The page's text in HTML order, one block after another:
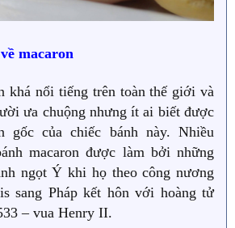
về macaron
khá nổi tiếng trên toàn thế giới và
ưa chuộng nhưng ít ai biết được
gốc của chiếc bánh này. Nhiều
macaron được làm bởi những
ngọt Ý khi họ theo công nương
sang Pháp kết hôn với hoàng tử
– vua Henry II.